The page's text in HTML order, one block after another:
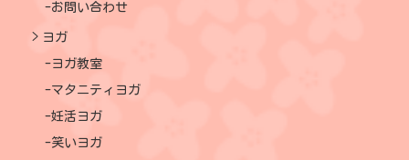
お問い合わせ
ヨガ
ヨガ教室
マタニティヨガ
妊活ヨガ
笑いヨガ